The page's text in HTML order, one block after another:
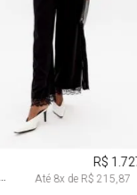
R$
Até 8x deR$ 215,87